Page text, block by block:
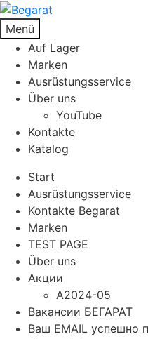
Menü
Auf Lager
Marken
Ausrüstungsservice
Über uns
YouTube
Kontakte
Katalog
Start
Ausrüstungsservice
Kontakte Begarat
Marken
TEST PAGE
Über uns
Акции
A2024-05
Вакансии БЕГАРАТ
Ваш EMAIL успешно